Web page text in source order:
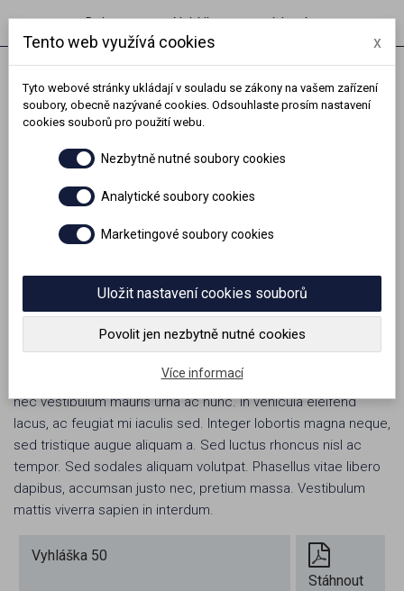
Dokumenty Nabídka pracovních míst
Ke stažení
Dokumenty a osvědčení
Lorem ipsum dolor sit amet, consectetur adipiscing elit.
turpis quis ultricies accumsan, sem massa bibendum mauris,
nec vestibulum mauris urna ac nunc. In vehicula eleifend
lacus, ac feugiat mi iaculis sed. Integer lobortis magna neque,
sed tristique augue aliquam a. Sed luctus rhoncus nisl ac
tempor. Sed sodales aliquam volutpat. Phasellus vitae libero
dapibus, accumsan justo nec, pretium massa. Vestibulum
mattis viverra sapien in interdum.
Vyhláška 50
Stáhnout
Tento web využívá cookies x
Tyto webové stránky ukládají v souladu se zákony na vašem zařízení
soubory, obecně nazývané cookies. Odsouhlaste prosím nastavení
cookies souborů pro použití webu.
Nezbytně nutné soubory cookies
Analytické soubory cookies
Marketingové soubory cookies
Uložit nastavení cookies souborů
Povolit jen nezbytně nutné cookies
Více informací